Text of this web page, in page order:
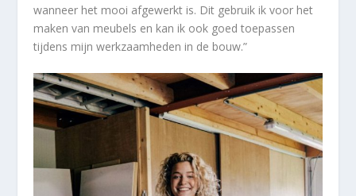
wanneer het mooi afgewerkt is. Dit gebruik ik voor het
maken van meubels en kan ik ook goed toepassen
tijdens mijn werkzaamheden in de bouw.”